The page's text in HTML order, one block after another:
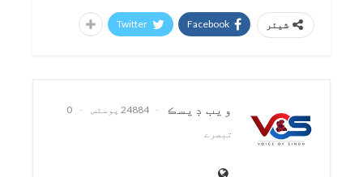
شیئر Facebook
Twitter
ويب ڊيسڪ 24884 پوسٹس
0
تبصرے